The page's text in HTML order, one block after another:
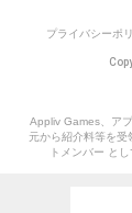
プライバシーポ
Appliv Games、ア
元から紹介料等を
トメンバー と